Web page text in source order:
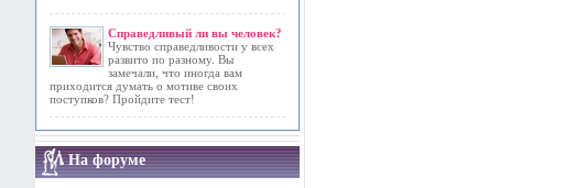
Справедливый ли вы человек?
Чувство справедливости у всех
развито по разному. Вы
замечали, что иногда вам
приходится думать о мотиве своих
поступков? Пройдите тест!
На форуме